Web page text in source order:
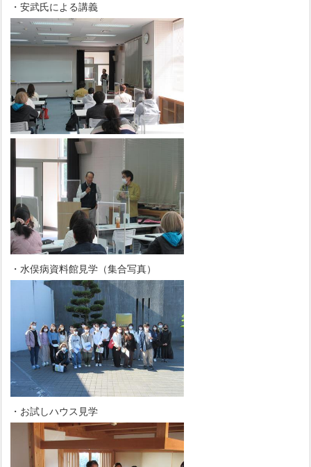
・安武氏による講義
・水俣病資料館見学（集合写真）
・お試しハウス見学